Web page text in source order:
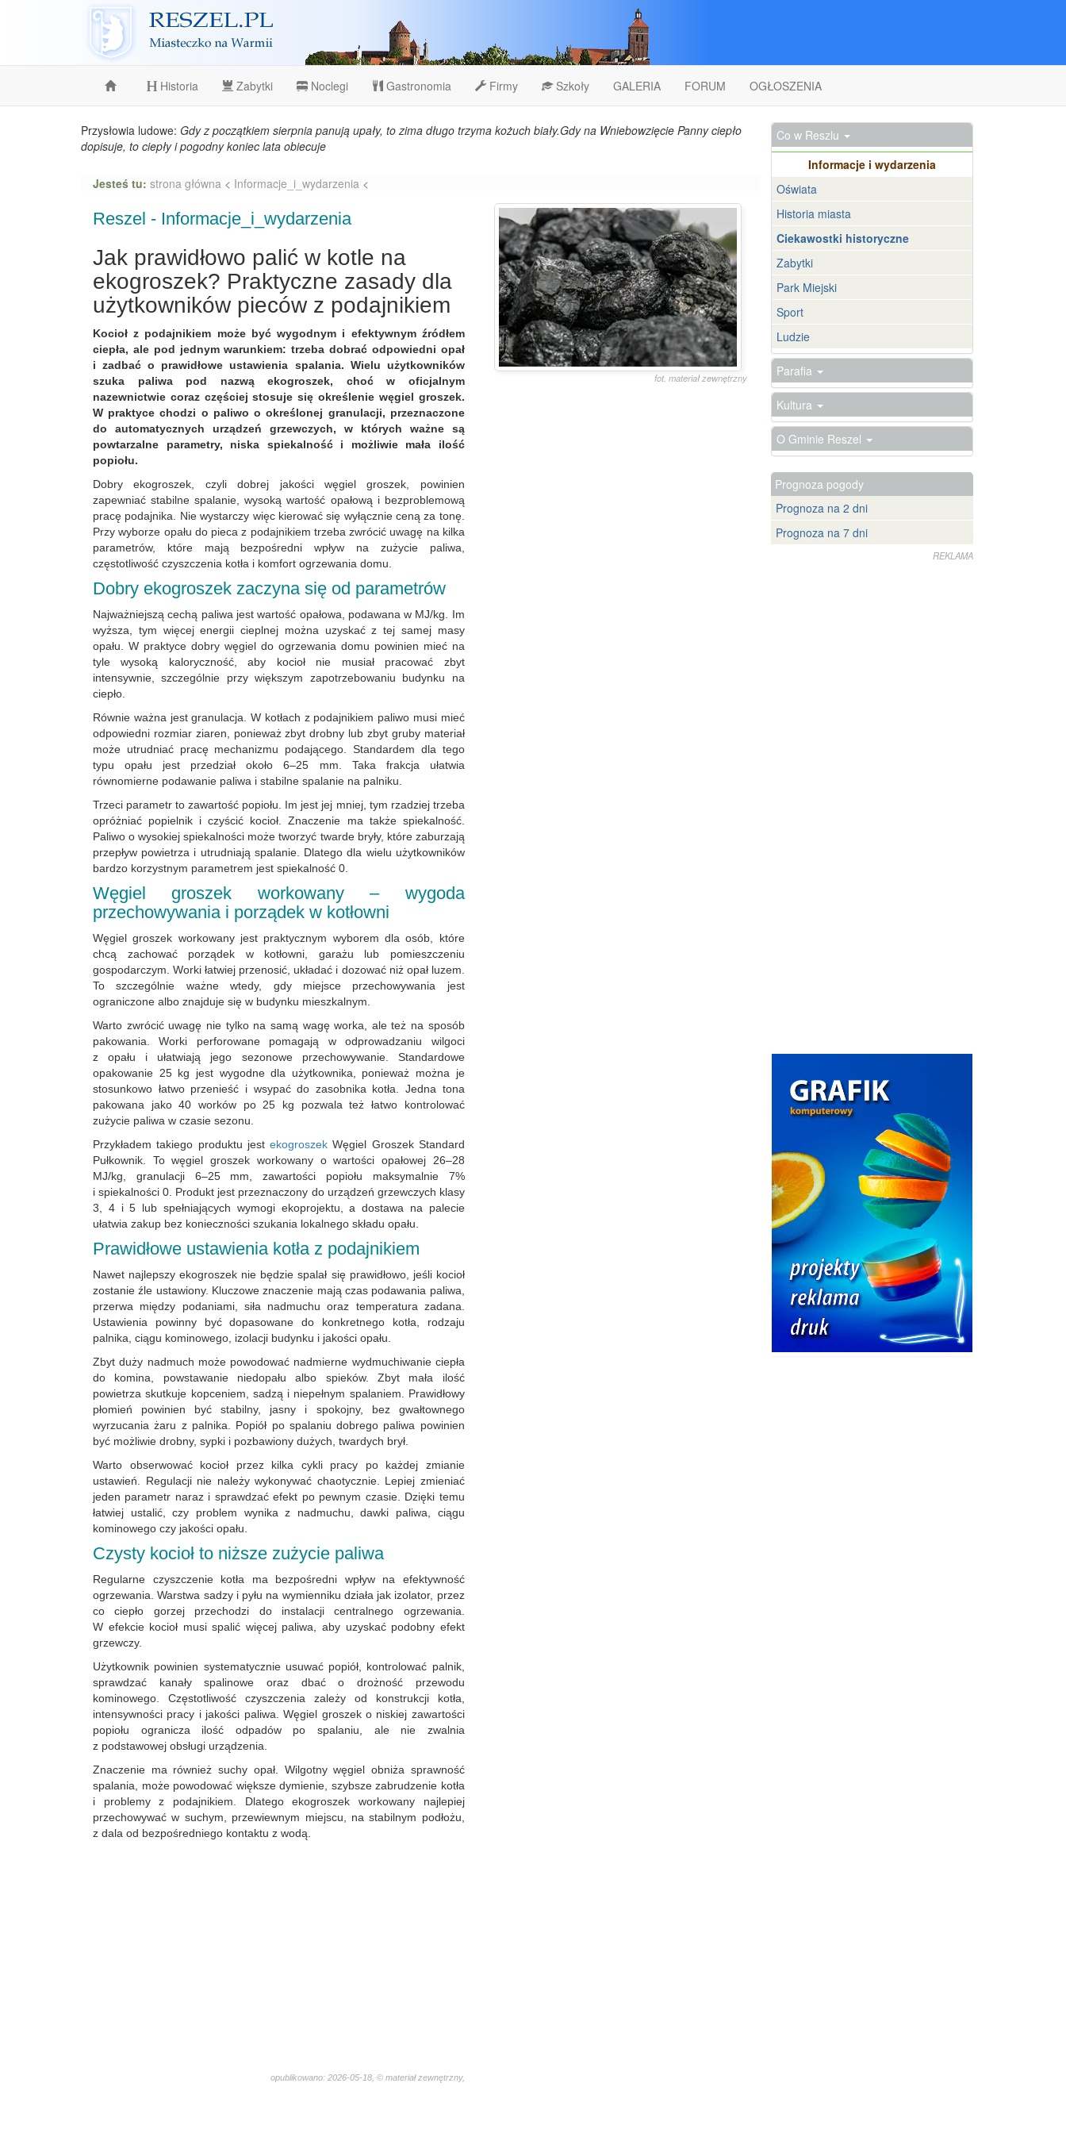
Reszel
Historia Zabytki Noclegi Gastronomia Firmy Szkoły GALERIA FORUM OGŁOSZENIA
Przysłowia ludowe: Gdy z początkiem sierpnia panują upały, to zima długo trzyma kożuch biały.Gdy na Wniebowzięcie Panny ciepło
dopisuje, to ciepły i pogodny koniec lata obiecuje
Jesteś tu: strona główna < Informacje_i_wydarzenia <
Reszel - Informacje_i_wydarzenia
Jak prawidłowo palić w kotle na
ekogroszek? Praktyczne zasady dla
użytkowników pieców z podajnikiem
Kocioł z podajnikiem może być wygodnym i efektywnym źródłem
ciepła, ale pod jednym warunkiem: trzeba dobrać odpowiedni opał
i zadbać o prawidłowe ustawienia spalania. Wielu użytkowników
szuka paliwa pod nazwą ekogroszek, choć w oficjalnym
nazewnictwie coraz częściej stosuje się określenie węgiel groszek.
W praktyce chodzi o paliwo o określonej granulacji, przeznaczone
do automatycznych urządzeń grzewczych, w których ważne są
powtarzalne parametry, niska spiekalność i możliwie mała ilość
popiołu.
Dobry ekogroszek, czyli dobrej jakości węgiel groszek, powinien
zapewniać stabilne spalanie, wysoką wartość opałową i bezproblemową
pracę podajnika. Nie wystarczy więc kierować się wyłącznie ceną za tonę.
Przy wyborze opału do pieca z podajnikiem trzeba zwrócić uwagę na kilka
parametrów, które mają bezpośredni wpływ na zużycie paliwa,
częstotliwość czyszczenia kotła i komfort ogrzewania domu.
Dobry ekogroszek zaczyna się od parametrów
Najważniejszą cechą paliwa jest wartość opałowa, podawana w MJ/kg. Im
wyższa, tym więcej energii cieplnej można uzyskać z tej samej masy
opału. W praktyce dobry węgiel do ogrzewania domu powinien mieć na
tyle wysoką kaloryczność, aby kocioł nie musiał pracować zbyt
intensywnie, szczególnie przy większym zapotrzebowaniu budynku na
ciepło.
Równie ważna jest granulacja. W kotłach z podajnikiem paliwo musi mieć
odpowiedni rozmiar ziaren, ponieważ zbyt drobny lub zbyt gruby materiał
może utrudniać pracę mechanizmu podającego. Standardem dla tego
typu opału jest przedział około 6–25 mm. Taka frakcja ułatwia
równomierne podawanie paliwa i stabilne spalanie na palniku.
Trzeci parametr to zawartość popiołu. Im jest jej mniej, tym rzadziej trzeba
opróżniać popielnik i czyścić kocioł. Znaczenie ma także spiekalność.
Paliwo o wysokiej spiekalności może tworzyć twarde bryły, które zaburzają
przepływ powietrza i utrudniają spalanie. Dlatego dla wielu użytkowników
bardzo korzystnym parametrem jest spiekalność 0.
Węgiel groszek workowany – wygoda
przechowywania i porządek w kotłowni
Węgiel groszek workowany jest praktycznym wyborem dla osób, które
chcą zachować porządek w kotłowni, garażu lub pomieszczeniu
gospodarczym. Worki łatwiej przenosić, układać i dozować niż opał luzem.
To szczególnie ważne wtedy, gdy miejsce przechowywania jest
ograniczone albo znajduje się w budynku mieszkalnym.
Warto zwrócić uwagę nie tylko na samą wagę worka, ale też na sposób
pakowania. Worki perforowane pomagają w odprowadzaniu wilgoci
z opału i ułatwiają jego sezonowe przechowywanie. Standardowe
opakowanie 25 kg jest wygodne dla użytkownika, ponieważ można je
stosunkowo łatwo przenieść i wsypać do zasobnika kotła. Jedna tona
pakowana jako 40 worków po 25 kg pozwala też łatwo kontrolować
zużycie paliwa w czasie sezonu.
Przykładem takiego produktu jest ekogroszek Węgiel Groszek Standard
Pułkownik. To węgiel groszek workowany o wartości opałowej 26–28
MJ/kg, granulacji 6–25 mm, zawartości popiołu maksymalnie 7%
i spiekalności 0. Produkt jest przeznaczony do urządzeń grzewczych klasy
3, 4 i 5 lub spełniających wymogi ekoprojektu, a dostawa na palecie
ułatwia zakup bez konieczności szukania lokalnego składu opału.
Prawidłowe ustawienia kotła z podajnikiem
Nawet najlepszy ekogroszek nie będzie spalał się prawidłowo, jeśli kocioł
zostanie źle ustawiony. Kluczowe znaczenie mają czas podawania paliwa,
przerwa między podaniami, siła nadmuchu oraz temperatura zadana.
Ustawienia powinny być dopasowane do konkretnego kotła, rodzaju
palnika, ciągu kominowego, izolacji budynku i jakości opału.
Zbyt duży nadmuch może powodować nadmierne wydmuchiwanie ciepła
do komina, powstawanie niedopału albo spieków. Zbyt mała ilość
powietrza skutkuje kopceniem, sadzą i niepełnym spalaniem. Prawidłowy
płomień powinien być stabilny, jasny i spokojny, bez gwałtownego
wyrzucania żaru z palnika. Popiół po spalaniu dobrego paliwa powinien
być możliwie drobny, sypki i pozbawiony dużych, twardych brył.
Warto obserwować kocioł przez kilka cykli pracy po każdej zmianie
ustawień. Regulacji nie należy wykonywać chaotycznie. Lepiej zmieniać
jeden parametr naraz i sprawdzać efekt po pewnym czasie. Dzięki temu
łatwiej ustalić, czy problem wynika z nadmuchu, dawki paliwa, ciągu
kominowego czy jakości opału.
Czysty kocioł to niższe zużycie paliwa
Regularne czyszczenie kotła ma bezpośredni wpływ na efektywność
ogrzewania. Warstwa sadzy i pyłu na wymienniku działa jak izolator, przez
co ciepło gorzej przechodzi do instalacji centralnego ogrzewania.
W efekcie kocioł musi spalić więcej paliwa, aby uzyskać podobny efekt
grzewczy.
Użytkownik powinien systematycznie usuwać popiół, kontrolować palnik,
sprawdzać kanały spalinowe oraz dbać o drożność przewodu
kominowego. Częstotliwość czyszczenia zależy od konstrukcji kotła,
intensywności pracy i jakości paliwa. Węgiel groszek o niskiej zawartości
popiołu ogranicza ilość odpadów po spalaniu, ale nie zwalnia
z podstawowej obsługi urządzenia.
Znaczenie ma również suchy opał. Wilgotny węgiel obniża sprawność
spalania, może powodować większe dymienie, szybsze zabrudzenie kotła
i problemy z podajnikiem. Dlatego ekogroszek workowany najlepiej
przechowywać w suchym, przewiewnym miejscu, na stabilnym podłożu,
z dala od bezpośredniego kontaktu z wodą.
opublikowano: 2026-05-18, © materiał zewnętrzny,
fot. materiał zewnętrzny
Co w Reszlu
Informacje i wydarzenia
Oświata
Historia miasta
Ciekawostki historyczne
Zabytki
Park Miejski
Sport
Ludzie
Parafia
Kultura
O Gminie Reszel
Prognoza pogody
Prognoza na 2 dni
Prognoza na 7 dni
REKLAMA